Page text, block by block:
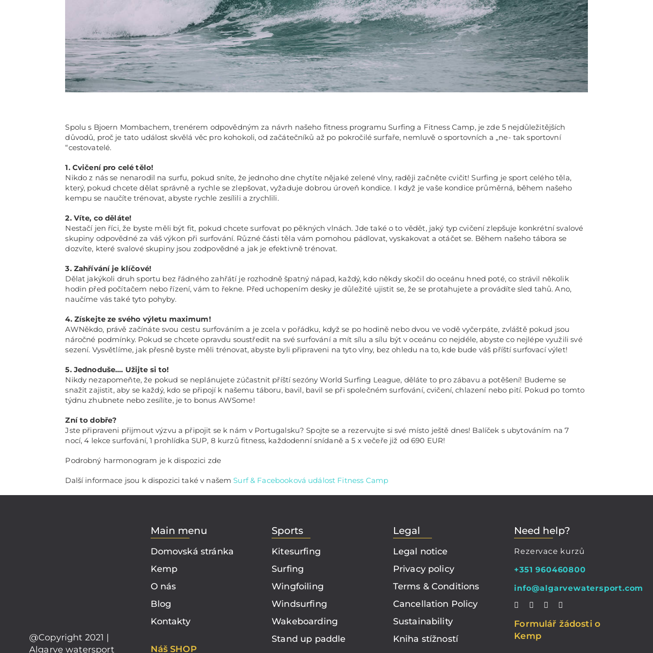
Spolu s Bjoern Mombachem, trenérem odpovědným za návrh našeho fitness programu Surfing a Fitness Camp, je zde 5 nejdůležitějších
důvodů, proč je tato událost skvělá věc pro kohokoli, od začátečníků až po pokročilé surfaře, nemluvě o sportovních a „ne- tak sportovní
“cestovatelé.
1. Cvičení pro celé tělo!
Nikdo z nás se nenarodil na surfu, pokud sníte, že jednoho dne chytíte nějaké zelené vlny, raději začněte cvičit! Surfing je sport celého těla,
který, pokud chcete dělat správně a rychle se zlepšovat, vyžaduje dobrou úroveň kondice. I když je vaše kondice průměrná, během našeho
kempu se naučíte trénovat, abyste rychle zesílili a zrychlili.
2. Víte, co děláte!
Nestačí jen říci, že byste měli být fit, pokud chcete surfovat po pěkných vlnách. Jde také o to vědět, jaký typ cvičení zlepšuje konkrétní svalové
skupiny odpovědné za váš výkon při surfování. Různé části těla vám pomohou pádlovat, vyskakovat a otáčet se. Během našeho tábora se
dozvíte, které svalové skupiny jsou zodpovědné a jak je efektivně trénovat.
3. Zahřívání je klíčové!
Dělat jakýkoli druh sportu bez řádného zahřátí je rozhodně špatný nápad, každý, kdo někdy skočil do oceánu hned poté, co strávil několik
hodin před počítačem nebo řízení, vám to řekne. Před uchopením desky je důležité ujistit se, že se protahujete a provádíte sled tahů. Ano,
naučíme vás také tyto pohyby.
4. Získejte ze svého výletu maximum!
AWNěkdo, právě začínáte svou cestu surfováním a je zcela v pořádku, když se po hodině nebo dvou ve vodě vyčerpáte, zvláště pokud jsou
náročné podmínky. Pokud se chcete opravdu soustředit na své surfování a mít sílu a sílu být v oceánu co nejdéle, abyste co nejlépe využili své
sezení. Vysvětlíme, jak přesně byste měli trénovat, abyste byli připraveni na tyto vlny, bez ohledu na to, kde bude váš příští surfovací výlet!
5. Jednoduše…. Užijte si to!
Nikdy nezapomeňte, že pokud se neplánujete zúčastnit příští sezóny World Surfing League, děláte to pro zábavu a potěšení! Budeme se
snažit zajistit, aby se každý, kdo se připojí k našemu táboru, bavil, bavil se při společném surfování, cvičení, chlazení nebo pití. Pokud po tomto
týdnu zhubnete nebo zesílíte, je to bonus AWSome!
Zní to dobře?
Jste připraveni přijmout výzvu a připojit se k nám v Portugalsku? Spojte se a rezervujte si své místo ještě dnes! Balíček s ubytováním na 7
nocí, 4 lekce surfování, 1 prohlídka SUP, 8 kurzů fitness, každodenní snídaně a 5 x večeře již od 690 EUR!
Podrobný harmonogram je k dispozici zde
Další informace jsou k dispozici také v našemSurf & Facebooková událost Fitness Camp
@Copyright 2021 |
Algarve watersport
Main menu
Domovská stránka
Kemp
O nás
Blog
Kontakty
Náš SHOP
Sports
Kitesurfing
Surfing
Wingfoiling
Windsurfing
Wakeboarding
Stand up paddle
Legal
Legal notice
Privacy policy
Terms & Conditions
Cancellation Policy
Sustainability
Kniha stížností
Need help?
Rezervace kurzů
+351 960460800
info@algarvewatersport.com
Formulář žádosti o
Kemp